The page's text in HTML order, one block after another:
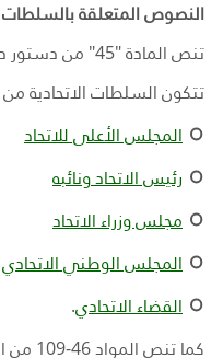
النصوص المتعلقة بالسلطات
تنص المادة "45" من دستور دولة الإمارات على ما يلي
تتكون السلطات الاتحادية من
المجلس الأعلى للاتحاد
رئيس الاتحادونائبه
مجلس وزراء الاتحاد
المجلس الوطني الاتحادي
القضاء الاتحادي.
كما